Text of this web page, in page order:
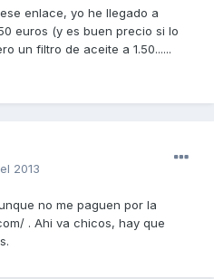
enlace, yo he llegado a
euros (y es buen precio si lo
un filtro de aceite a 1.50......
2013
no me paguen por la
. Ahi va chicos, hay que